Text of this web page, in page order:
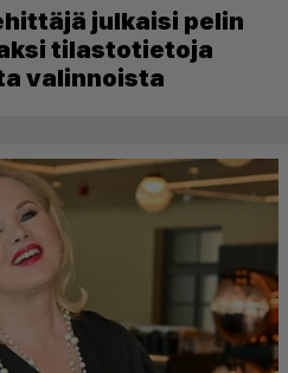
julkaisi pelin
tilastotietoja
valinnoista